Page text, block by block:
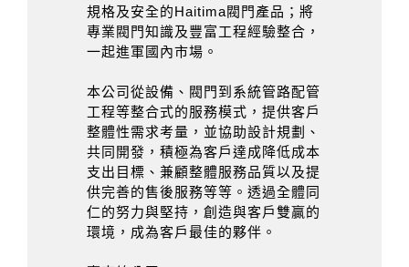
規格及安全的Haitima閥門產品；將
專業閥門知識及豐富工程經驗整合，
一起進軍國內市場。
本公司從設備、閥門到系統管路配管
工程等整合式的服務模式，提供客戶
整體性需求考量，並協助設計規劃、
共同開發，積極為客戶達成降低成本
支出目標、兼顧整體服務品質以及提
供完善的售後服務等等。透過全體同
仁的努力與堅持，創造與客戶雙贏的
環境，成為客戶最佳的夥伴。